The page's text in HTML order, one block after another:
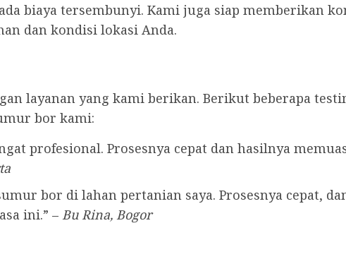
biaya tersembunyi. Kami juga siap memberikan
dan kondisi lokasi Anda.
layanan yang kami berikan. Berikut beberapa
bor kami:
profesional. Prosesnya cepat dan hasilnya
bor di lahan pertanian saya. Prosesnya cepat,
ini.” – Bu Rina, Bogor